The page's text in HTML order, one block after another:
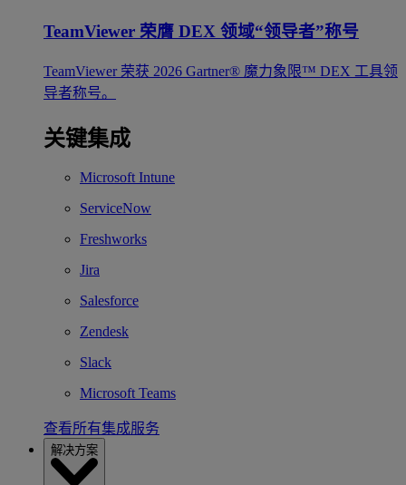
TeamViewer 荣膺 DEX 领域“领导者”称号
TeamViewer 荣获 2026 Gartner® 魔力象限™ DEX 工具领
导者称号。
关键集成
Microsoft Intune
ServiceNow
Freshworks
Jira
Salesforce
Zendesk
Slack
Microsoft Teams
查看所有集成服务
解决方案